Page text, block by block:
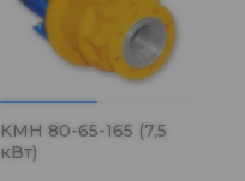
КМН 80-65-165 (7,5
кВт)